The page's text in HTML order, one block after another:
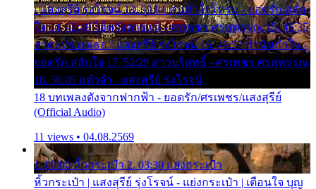
- แสงสุรีย์ รุ่งโรจน์ 13. 39:01 คนหัวใจโทรม - ยอดรัก สลัก
ใจ 14. 42:49 ไอ้หวังตายแน่ - ศรเพชร ศรสุพรรณ 15. 46:35
ธาตุแท้ของเธอ - แสงสุรีย์ รุ่งโรจน์ 16. 49:57 กำนันกำใน -
ยอดรัก สลักใจ 17. 52:29 สาวบริสุทธิ์ - ศรเพชร ศรสุพรรณ
18. 56:05 แต๋วจ๋า - แสงสุรีย์ รุ่งโรจน์
18 บทเพลงดังจากฟากฟ้า - ยอดรัก/ศรเพชร/แสงสุรีย์
(Official Audio)
11 views • 04.08.2569
1. 00:00 หิ้วกระเป๋า 2. 03:30 แย่งกระเป๋า
หิ้วกระเป๋า | แสงสุรีย์ รุ่งโรจน์ - แย่งกระเป๋า | เตือนใจ บุญ